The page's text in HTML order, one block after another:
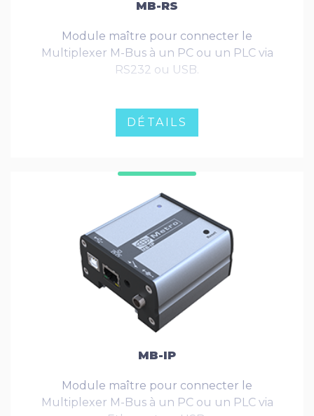
MB-RS
Module maître pour connecter le
Multiplexer M-Bus à un PC ou un PLC via
RS232 ou USB.
DÉTAILS
MB-IP
Module maître pour connecter le
Multiplexer M-Bus à un PC ou un PLC via